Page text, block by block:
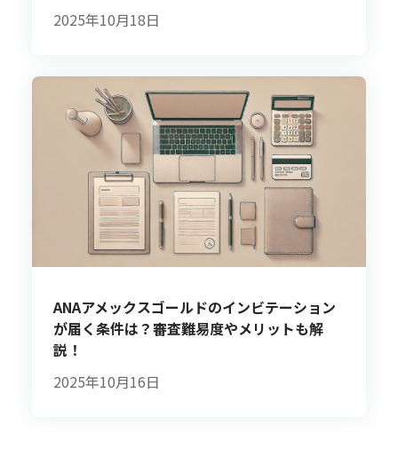
2025年10月18日
ANAアメックスゴールドのインビテーション
が届く条件は？審査難易度やメリットも解
説！
2025年10月16日